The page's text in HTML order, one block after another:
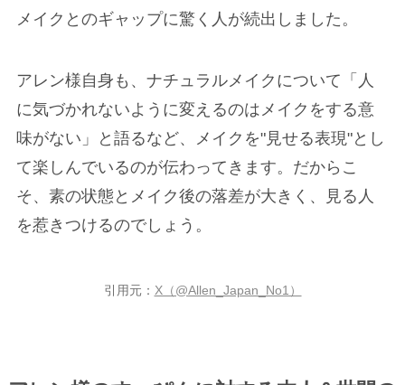
メイクとのギャップに驚く人が続出しました。
アレン様自身も、ナチュラルメイクについて「人
に気づかれないように変えるのはメイクをする意
味がない」と語るなど、メイクを"見せる表現"とし
て楽しんでいるのが伝わってきます。だからこ
そ、素の状態とメイク後の落差が大きく、見る人
を惹きつけるのでしょう。
引用元： X（@Allen_Japan_No1）